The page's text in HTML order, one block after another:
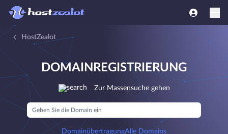
HostZealot
DOMAINREGISTRIERUNG
Zur Massensuche gehen
DomainübertragungAlle Domains